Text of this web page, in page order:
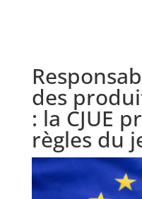
des
: la CJUE
règles du